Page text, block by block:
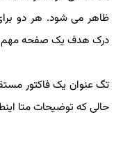
ظاهر می شود. هر دو
درک هدف یک صفحه
تگ عنوان یک فاکتور
حالی که توضیحات متا